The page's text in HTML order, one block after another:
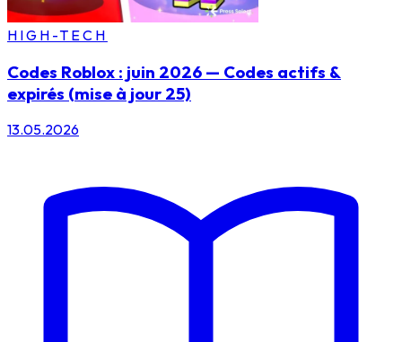
HIGH-TECH
Codes Roblox : juin 2026 — Codes actifs &
expirés (mise à jour 25)
13.05.2026